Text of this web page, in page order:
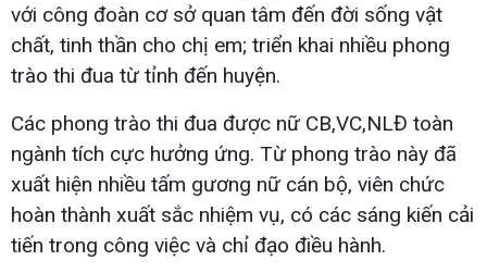
với công đoàn cơ sở quan tâm đến đời sống vật
chất, tinh thần cho chị em; triển khai nhiều phong
trào thi đua từ tỉnh đến huyện.
Các phong trào thi đua được nữ CB,VC,NLĐ toàn
ngành tích cực hưởng ứng. Từ phong trào này đã
xuất hiện nhiều tấm gương nữ cán bộ, viên chức
hoàn thành xuất sắc nhiệm vụ, có các sáng kiến cải
tiến trong công việc và chỉ đạo điều hành.